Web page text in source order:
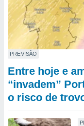
PREVISÃO
Entre hoje e
“invadem”
o risco de